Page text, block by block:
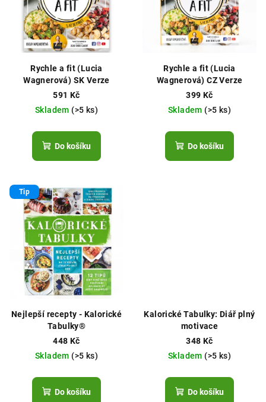
Rychle a fit (Lucia
Wagnerová) SK Verze
591 Kč
Skladem (>5 ks)
Do košíku
Rychle a fit (Lucia
Wagnerová) CZ Verze
399 Kč
Skladem (>5 ks)
Do košíku
Tip
Nejlepší recepty - Kalorické
Tabulky®
448 Kč
Skladem (>5 ks)
Do košíku
Kalorické Tabulky: Diář plný
motivace
348 Kč
Skladem (>5 ks)
Do košíku